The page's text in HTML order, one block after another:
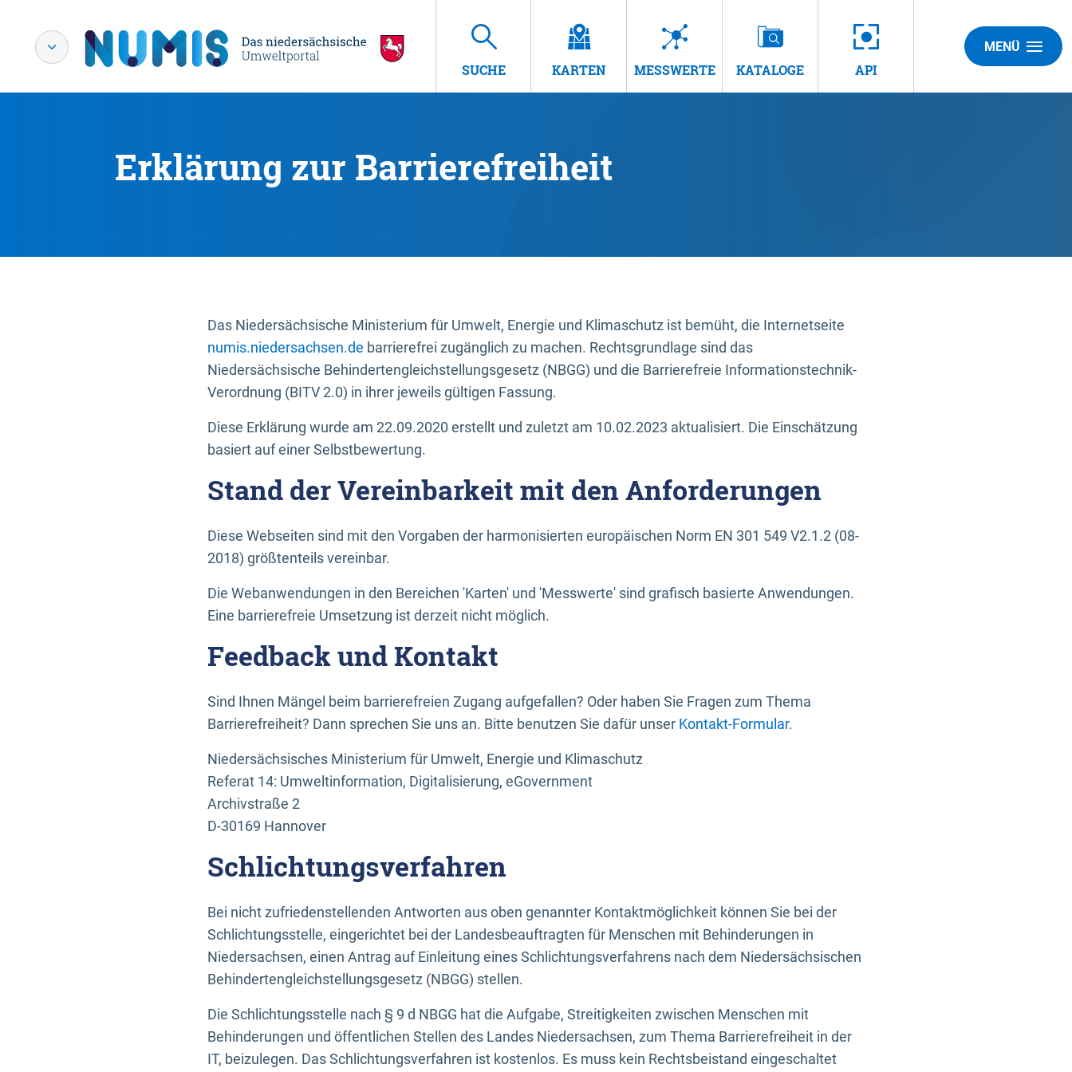
SUCHE KARTEN MESSWERTE KATALOGE API
MENÜ
Erklärung zur Barrierefreiheit
Das Niedersächsische Ministerium für Umwelt, Energie und Klimaschutz ist bemüht, die Internetseite
numis.niedersachsen.de barrierefrei zugänglich zu machen. Rechtsgrundlage sind das
Niedersächsische Behindertengleichstellungsgesetz (NBGG) und die Barrierefreie Informationstechnik-
Verordnung (BITV 2.0) in ihrer jeweils gültigen Fassung.
Diese Erklärung wurde am 22.09.2020 erstellt und zuletzt am 10.02.2023 aktualisiert. Die Einschätzung
basiert auf einer Selbstbewertung.
Stand der Vereinbarkeit mit den Anforderungen
Diese Webseiten sind mit den Vorgaben der harmonisierten europäischen Norm EN 301 549 V2.1.2 (08-
2018) größtenteils vereinbar.
Die Webanwendungen in den Bereichen 'Karten' und 'Messwerte' sind grafisch basierte Anwendungen.
Eine barrierefreie Umsetzung ist derzeit nicht möglich.
Feedback und Kontakt
Sind Ihnen Mängel beim barrierefreien Zugang aufgefallen? Oder haben Sie Fragen zum Thema
Barrierefreiheit? Dann sprechen Sie uns an. Bitte benutzen Sie dafür unser Kontakt-Formular.
Niedersächsisches Ministerium für Umwelt, Energie und Klimaschutz
Referat 14: Umweltinformation, Digitalisierung, eGovernment
Archivstraße 2
D-30169 Hannover
Schlichtungsverfahren
Bei nicht zufriedenstellenden Antworten aus oben genannter Kontaktmöglichkeit können Sie bei der
Schlichtungsstelle, eingerichtet bei der Landesbeauftragten für Menschen mit Behinderungen in
Niedersachsen, einen Antrag auf Einleitung eines Schlichtungsverfahrens nach dem Niedersächsischen
Behindertengleichstellungsgesetz (NBGG) stellen.
Die Schlichtungsstelle nach § 9 d NBGG hat die Aufgabe, Streitigkeiten zwischen Menschen mit
Behinderungen und öffentlichen Stellen des Landes Niedersachsen, zum Thema Barrierefreiheit in der
IT, beizulegen. Das Schlichtungsverfahren ist kostenlos. Es muss kein Rechtsbeistand eingeschaltet